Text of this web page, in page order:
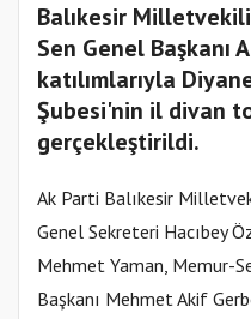
Balıkesir
Sen Genel Başkanı
katılımlarıyla
Şubesi'nin il divan
gerçekleştirildi.
Ak Parti Balıkesir
Genel Sekreteri Hacıbey
Mehmet Yaman, Memur-
Başkanı Mehmet Akif